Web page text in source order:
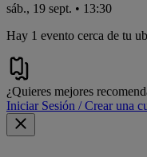
sáb., 19 sept. • 13:30
Hay 1 evento cerca de tu
¿Quieres mejores
Iniciar Sesión / Crear una